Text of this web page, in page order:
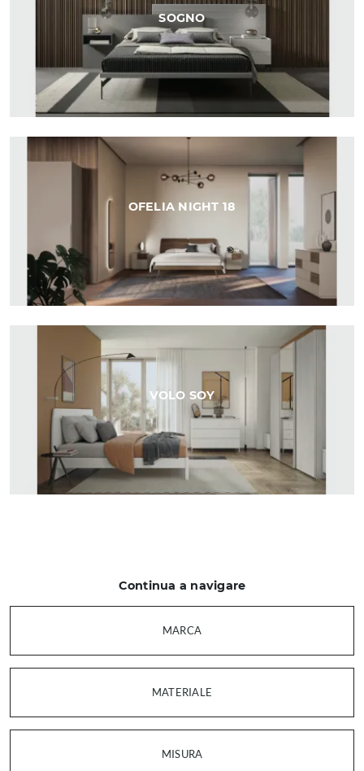
SOGNO
OFELIA NIGHT 18
VOLO SOY
Continua a navigare
MARCA
MATERIALE
MISURA